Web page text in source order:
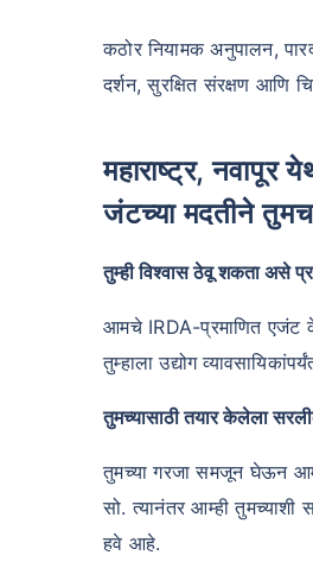
कठोर नियामक अनुपालन,
दर्शन, सुरक्षित संरक्षण आणि
महाराष्ट्र, नवापूर येथील आमच्या IRDAI प्रमाणित तज्ञ कोटक महिंद्रा लाइफ इन्शुरन्स ए
जंटच्या मदतीने
तुम्ही विश्वास ठेवू शकता असे
आमचे IRDA-प्रमाणित एजंट
तुम्हाला उद्योग
तुमच्यासाठी तयार केलेला
तुमच्या गरजा समजून घेऊन
सो. त्यानंतर आम्ही तुमच्याशी
हवे आहे.